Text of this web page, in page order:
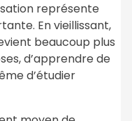
représente
En vieillissant,
beaucoup plus
d’apprendre de
d’étudier